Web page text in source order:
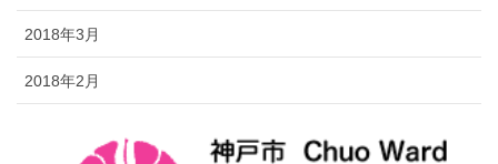
2018年3月
2018年2月